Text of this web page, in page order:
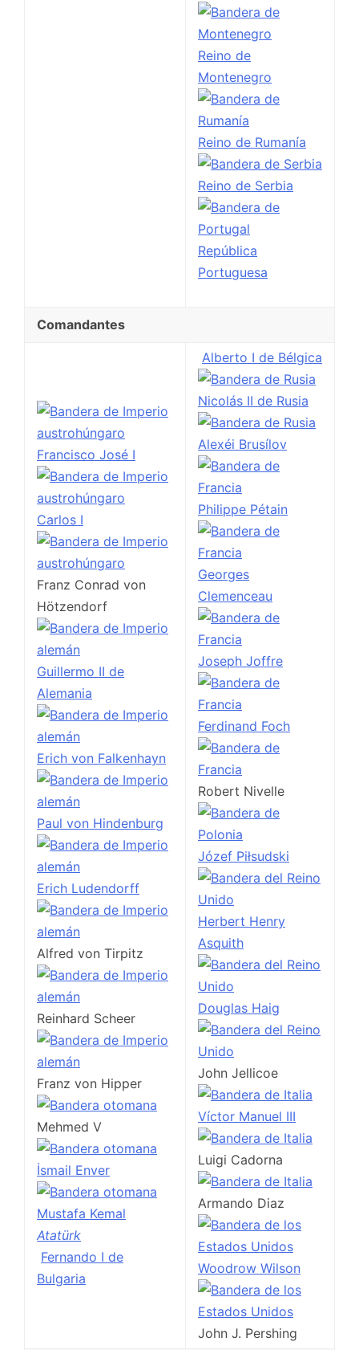
Reino de
Montenegro
Reino de Rumanía
Reino de Serbia
República
Portuguesa
Comandantes
Francisco José I
Carlos I
Franz Conrad von
Hötzendorf
Guillermo II de
Alemania
Erich von Falkenhayn
Paul von Hindenburg
Erich Ludendorff
Alfred von Tirpitz
Reinhard Scheer
Franz von Hipper
Mehmed V
İsmail Enver
Mustafa Kemal
Atatürk
Fernando I de
Bulgaria
Alberto I de Bélgica
Nicolás II de Rusia
Alexéi Brusílov
Philippe Pétain
Georges
Clemenceau
Joseph Joffre
Ferdinand Foch
Robert Nivelle
Józef Piłsudski
Herbert Henry
Asquith
Douglas Haig
John Jellicoe
Víctor Manuel III
Luigi Cadorna
Armando Diaz
Woodrow Wilson
John J. Pershing